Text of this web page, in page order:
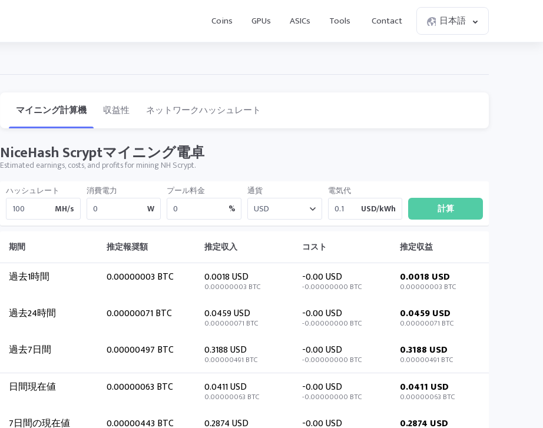
Coins GPUs ASICs Tools Contact 日本語
マイニング計算機 収益性 ネットワークハッシュレート
NiceHash Scryptマイニング電卓
Estimated earnings, costs, and profits for mining NH Scrypt.
ハッシュレート
MH/s
消費電力
W
プール料金
%
通貨 電気代
USD/kWh
期間 推定報奨額 推定収入 コスト 推定収益
過去1時間 0.00000003 BTC 0.0018 USD
0.00000003 BTC
-0.00 USD
-0.00000000 BTC
0.0018 USD
0.00000003 BTC
過去24時間 0.00000071 BTC 0.0459 USD
0.00000071 BTC
-0.00 USD
-0.00000000 BTC
0.0459 USD
0.00000071 BTC
過去7日間 0.00000497 BTC 0.3188 USD
0.00000491 BTC
-0.00 USD
-0.00000000 BTC
0.3188 USD
0.00000491 BTC
日間現在値 0.00000063 BTC 0.0411 USD
0.00000063 BTC
-0.00 USD
-0.00000000 BTC
0.0411 USD
0.00000063 BTC
7日間の現在値 0.00000443 BTC 0.2874 USD -0.00 USD 0.2874 USD